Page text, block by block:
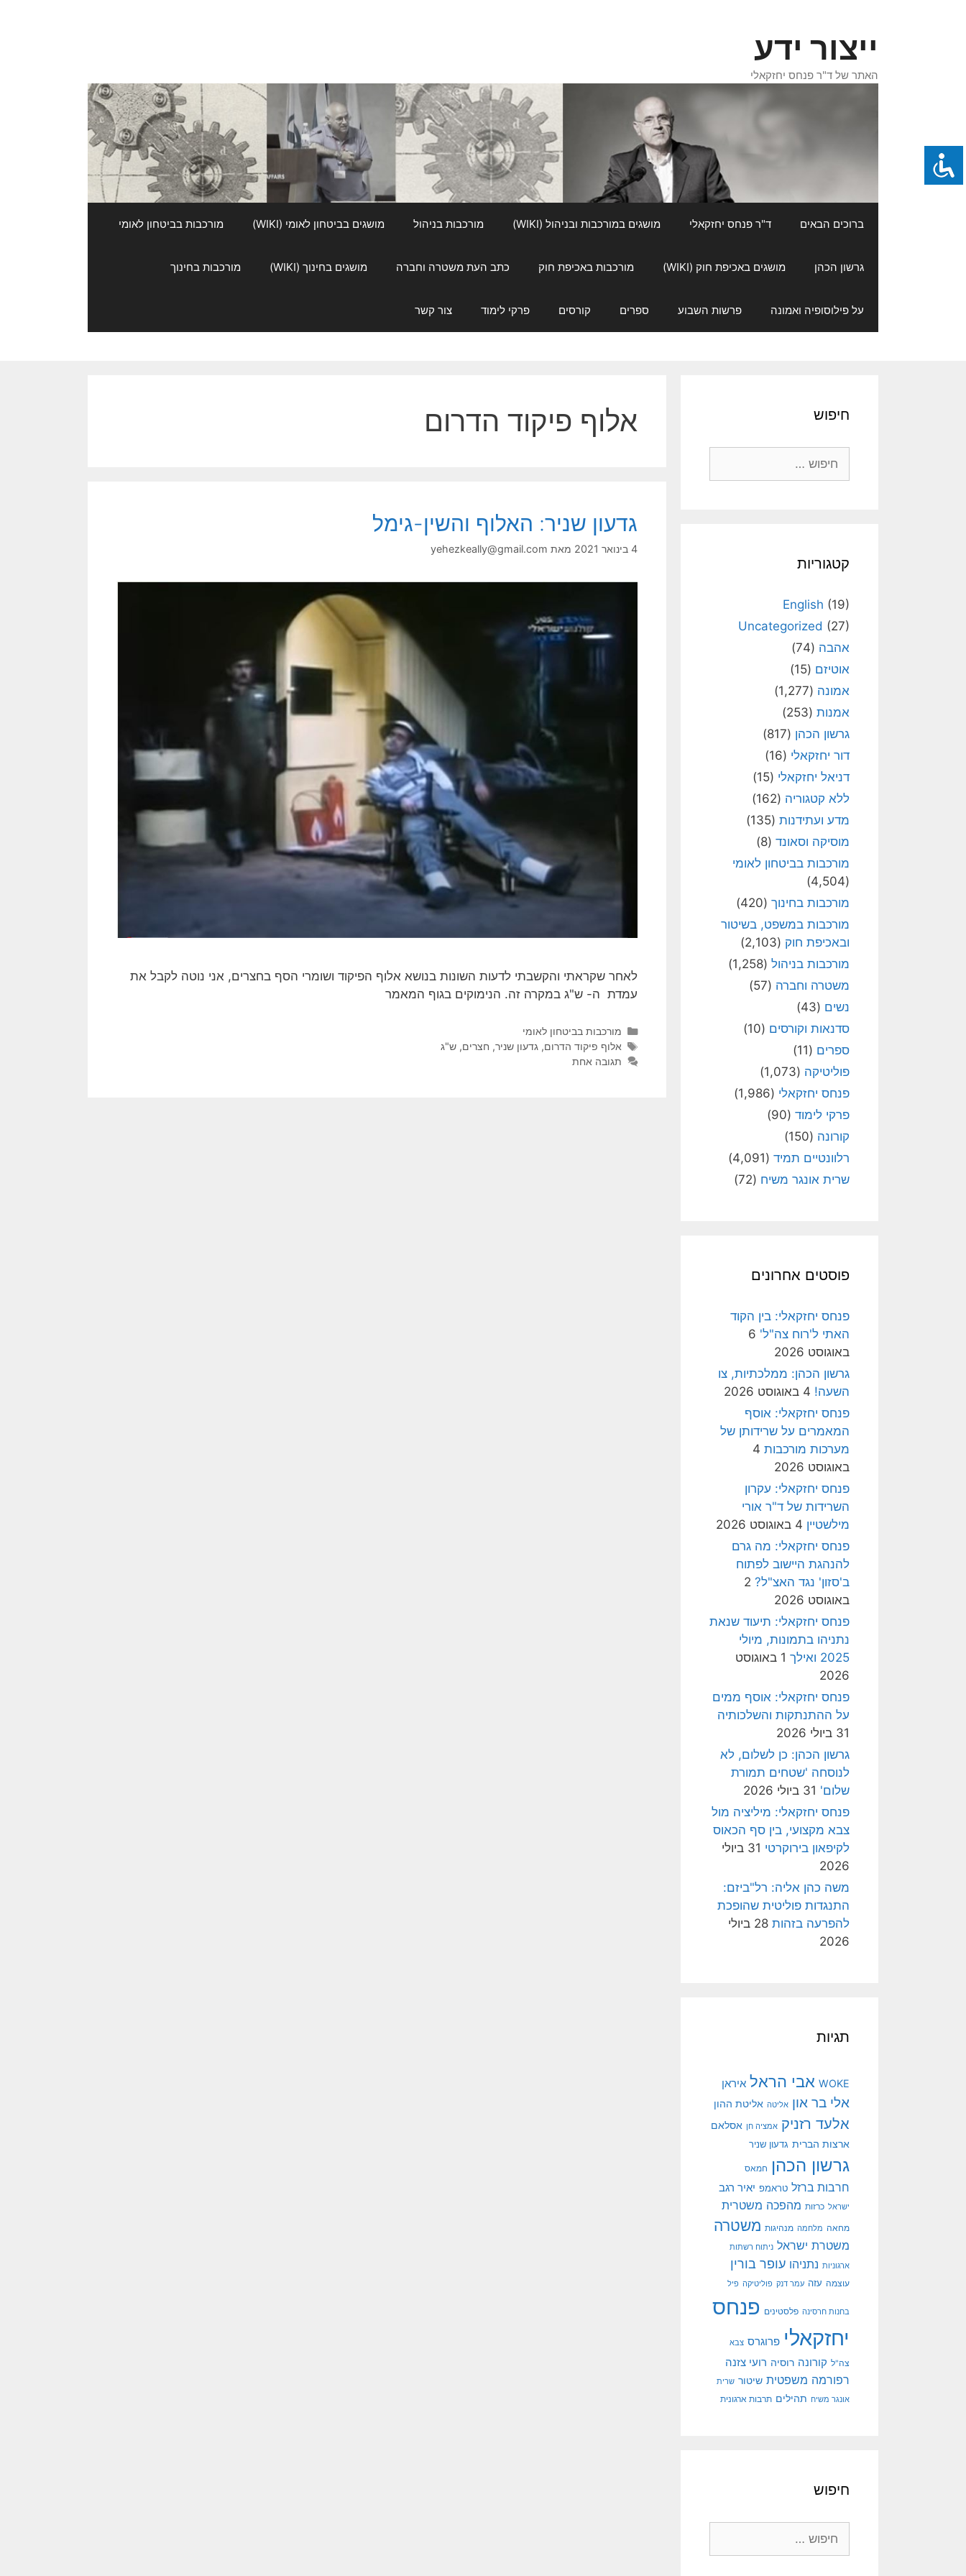
ייצור ידע
האתר של ד"ר פנחס יחזקאלי
ברוכים הבאים ד"ר פנחס יחזקאלי מושגים במורכבות ובניהול (WIKI) מורכבות בניהול מושגים בביטחון לאומי (WIKI) מורכבות בביטחון לאומי
גרשון הכהן מושגים באכיפת חוק (WIKI) מורכבות באכיפת חוק כתב העת משטרה וחברה מושגים בחינוך (WIKI) מורכבות בחינוך
על פילוסופיה ואמונה פרשות השבוע ספרים קורסים פרקי לימוד צור קשר
אלוף פיקוד הדרום
גדעון שניר: האלוף והשין-גימל
4 בינואר 2021 מאת yehezkeally@gmail.com
לאחר שקראתי והקשבתי לדעות השונות בנושא אלוף הפיקוד ושומרי הסף בחצרים, אני נוטה לקבל את
עמדת ה- ש"ג במקרה זה. הנימוקים בגוף המאמר
קטגוריות
מורכבות בביטחון לאומי
תגיות
אלוף פיקוד הדרום, גדעון שניר, חצרים, ש"ג
תגובה אחת
חיפוש
קטגוריות
English (19)
Uncategorized (27)
אהבה (74)
אוטיזם (15)
אמונה (1,277)
אמנות (253)
גרשון הכהן (817)
דור יחזקאלי (16)
דניאל יחזקאלי (15)
ללא קטגוריה (162)
מדע ועתידנות (135)
מוסיקה וסאונד (8)
מורכבות בביטחון לאומי
(4,504)
מורכבות בחינוך (420)
מורכבות במשפט, בשיטור
ובאכיפת חוק (2,103)
מורכבות בניהול (1,258)
משטרה וחברה (57)
נשים (43)
סדנאות וקורסים (10)
ספרים (11)
פוליטיקה (1,073)
פנחס יחזקאלי (1,986)
פרקי לימוד (90)
קורונה (150)
רלוונטיים תמיד (4,091)
שרית אונגר משיח (72)
פוסטים אחרונים
פנחס יחזקאלי: בין הקוד
האתי ל'רוח צה"ל' 6
באוגוסט 2026
גרשון הכהן: ממלכתיות, צו
השעה! 4 באוגוסט 2026
פנחס יחזקאלי: אוסף
המאמרים על שרידותן של
מערכות מורכבות 4
באוגוסט 2026
פנחס יחזקאלי: עקרון
השרידות של ד"ר אורי
מילשטיין 4 באוגוסט 2026
פנחס יחזקאלי: מה גרם
להנהגת היישוב לפתוח
ב'סזון' נגד האצ"ל? 2
באוגוסט 2026
פנחס יחזקאלי: תיעוד שנאת
נתניהו בתמונות, מיולי
2025 ואילך
1 באוגוסט
2026
פנחס יחזקאלי: אוסף ממים
על ההתנתקות והשלכותיה
31 ביולי 2026
גרשון הכהן: כן לשלום, לא
לנוסחה 'שטחים תמורת
שלום' 31 ביולי 2026
פנחס יחזקאלי: מיליציה מול
צבא מקצועי, בין סף הכאוס
לקיפאון בירוקרטי
31 ביולי
2026
משה כהן אליה: רל"ביזם:
התנגדות פוליטית שהופכת
להפרעה בזהות
28 ביולי
2026
תגיות
WOKE אבי הראל איראן
אלי בר און אליטה אליטת ההון
אלעד רזניק אמציה חן אסלאם
ארצות הברית גדעון שניר
גרשון הכהן חמאס
חרבות ברזל טראמפ יאיר רגב
ישראל כרזות מהפכה משטרית
מחאה מלחמה מנהיגות משטרה
משטרת ישראל ניתוח רשתות
ארגוניות נתניהו עופר בורין
עוצמה עזה עמר דנק פוליטיקה פיל
בחנות חרסינה פלסטינים פנחס
יחזקאלי פרוגרס צבא
צה"ל קורונה רוסיה רועי צזנה
רפורמה משפטית שיטור שרית
אונגר משיח תהילים תרבות ארגונית
חיפוש